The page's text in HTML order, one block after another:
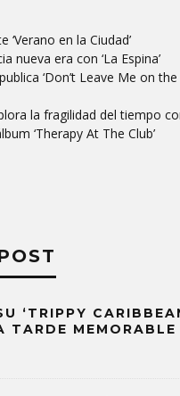
‘Verano en la Ciudad’
nueva era con ‘La Espina’
‘Don’t Leave Me on
la fragilidad del tiempo
‘Therapy At The Club’
‘TRIPPY
TARDE MEMORABLE